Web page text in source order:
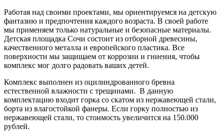
Работая над своими проектами, мы ориентируемся на детскую
фантазию и предпочтения каждого возраста. В своей работе
мы применяем только натуральные и безопасные материалы.
Детская площадка Сочи состоит из отборной древесины,
качественного металла и европейского пластика. Все
поверхности мы защищаем от коррозии и гниения, чтобы
комплекс мог долго радовать ваших детей.
Комплекс выполнен из оцилиндрованного бревна
естественной влажности с трещинами. В данную
комплектацию входит горка со скатом из нержавеющей стали,
борта из влагостойкой фанеры. Если горку полностью из
нержавеющей стали, то стоимость увеличится на 150.000
рублей.